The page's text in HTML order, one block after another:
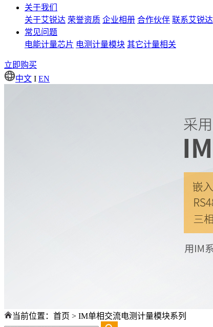
关于我们
关于艾锐达 荣誉资质 企业相册 合作伙伴 联系艾锐达
常见问题
电能计量芯片 电测计量模块 其它计量相关
立即购买
中文 I EN
当前位置： 首页 > IM单相交流电测计量模块系列